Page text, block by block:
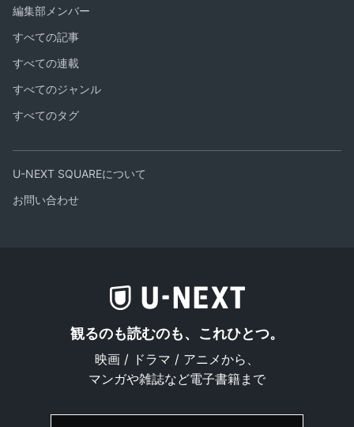
編集部メンバー
すべての記事
すべての連載
すべてのジャンル
すべてのタグ
U-NEXT SQUAREについて
お問い合わせ
観るのも読むのも、これひとつ。
映画 / ドラマ / アニメから、
マンガや雑誌など電子書籍まで